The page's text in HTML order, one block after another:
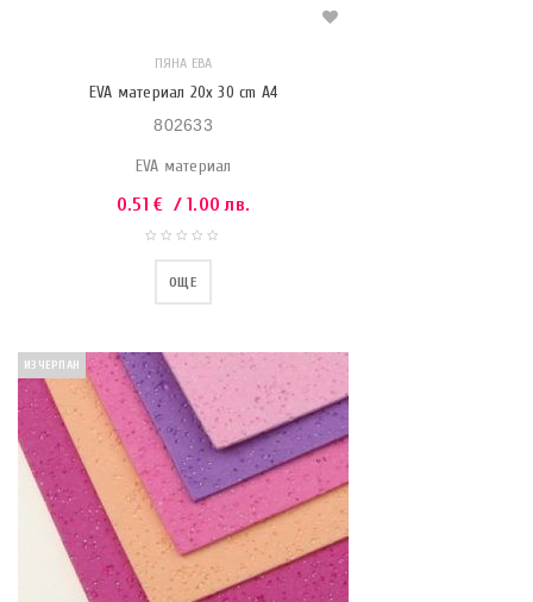
ПЯНА ЕВА
EVA материал 20x 30 cm A4
802633
EVA материал
0.51€ / 1.00 лв.
ОЩЕ
ИЗЧЕРПАН